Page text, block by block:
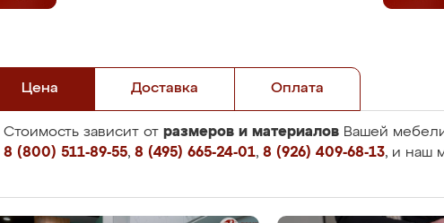
Цена Доставка Оплата
Стоимость зависит от размеров и материалов Вашей
8 (800) 511-89-55, 8 (495) 665-24-01, 8 (926) 409-68-13, и наш